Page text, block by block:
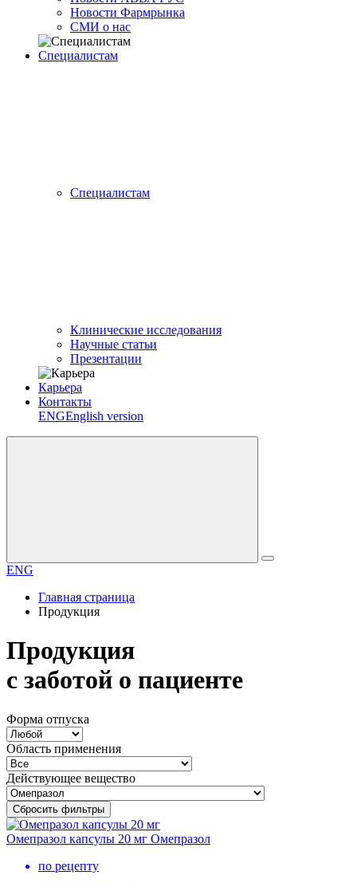
Новости Фармрынка
СМИ о нас
Специалистам
Специалистам
Клинические исследования
Научные статьи
Презентации
Карьера
Контакты
ENGEnglish version
ENG
Главная страница
Продукция
Продукция
с заботой о пациенте
Форма отпуска
Область применения
Действующее вещество
Сбросить фильтры
Омепразол капсулы 20 мг Омепразол
по рецепту